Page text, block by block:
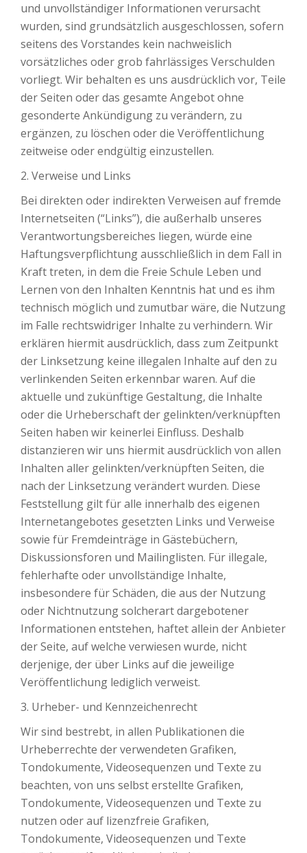
und unvollständiger Informationen verursacht
wurden, sind grundsätzlich ausgeschlossen, sofern
seitens des Vorstandes kein nachweislich
vorsätzliches oder grob fahrlässiges Verschulden
vorliegt. Wir behalten es uns ausdrücklich vor, Teile
der Seiten oder das gesamte Angebot ohne
gesonderte Ankündigung zu verändern, zu
ergänzen, zu löschen oder die Veröffentlichung
zeitweise oder endgültig einzustellen.
2. Verweise und Links
Bei direkten oder indirekten Verweisen auf fremde
Internetseiten (“Links”), die außerhalb unseres
Verantwortungsbereiches liegen, würde eine
Haftungsverpflichtung ausschließlich in dem Fall in
Kraft treten, in dem die Freie Schule Leben und
Lernen von den Inhalten Kenntnis hat und es ihm
technisch möglich und zumutbar wäre, die Nutzung
im Falle rechtswidriger Inhalte zu verhindern. Wir
erklären hiermit ausdrücklich, dass zum Zeitpunkt
der Linksetzung keine illegalen Inhalte auf den zu
verlinkenden Seiten erkennbar waren. Auf die
aktuelle und zukünftige Gestaltung, die Inhalte
oder die Urheberschaft der gelinkten/verknüpften
Seiten haben wir keinerlei Einfluss. Deshalb
distanzieren wir uns hiermit ausdrücklich von allen
Inhalten aller gelinkten/verknüpften Seiten, die
nach der Linksetzung verändert wurden. Diese
Feststellung gilt für alle innerhalb des eigenen
Internetangebotes gesetzten Links und Verweise
sowie für Fremdeinträge in Gästebüchern,
Diskussionsforen und Mailinglisten. Für illegale,
fehlerhafte oder unvollständige Inhalte,
insbesondere für Schäden, die aus der Nutzung
oder Nichtnutzung solcherart dargebotener
Informationen entstehen, haftet allein der Anbieter
der Seite, auf welche verwiesen wurde, nicht
derjenige, der über Links auf die jeweilige
Veröffentlichung lediglich verweist.
3. Urheber- und Kennzeichenrecht
Wir sind bestrebt, in allen Publikationen die
Urheberrechte der verwendeten Grafiken,
Tondokumente, Videosequenzen und Texte zu
beachten, von uns selbst erstellte Grafiken,
Tondokumente, Videosequenzen und Texte zu
nutzen oder auf lizenzfreie Grafiken,
Tondokumente, Videosequenzen und Texte